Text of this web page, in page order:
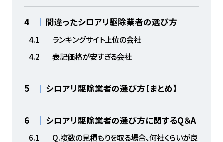
4 間違ったシロアリ駆除業者の選び方
4.1
ランキングサイト上位の会社
4.2
表記価格が安すぎる会社
5 シロアリ駆除業者の選び方【まとめ】
6 シロアリ駆除業者の選び方に関するQ＆A
6.1 Q.複数の見積もりを取る場合、何社くらいが良